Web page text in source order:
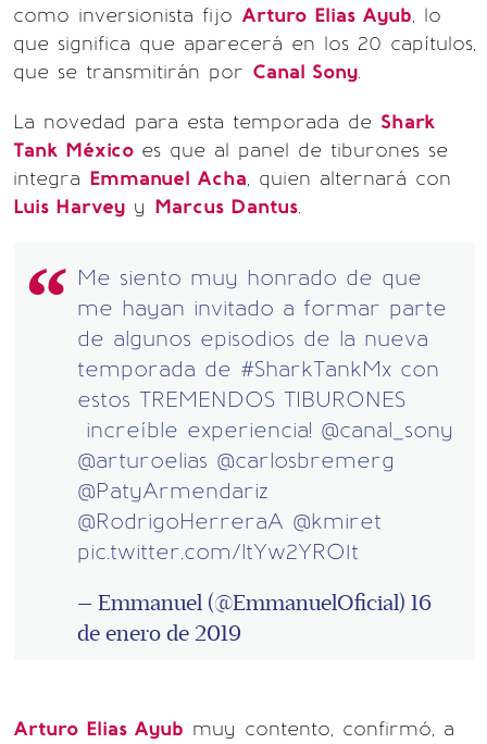
como inversionista fijo Arturo Elias Ayub, lo
que significa que aparecerá en los 20 capítulos,
que se transmitirán por Canal Sony.
La novedad para esta temporada de Shark
Tank México es que al panel de tiburones se
integra Emmanuel Acha, quien alternará con
Luis Harvey y Marcus Dantus.
Me siento muy honrado de que
me hayan invitado a formar parte
de algunos episodios de la nueva
temporada de #SharkTankMx con
estos TREMENDOS TIBURONES
increíble experiencia! @canal_sony
@arturoelias @carlosbremerg
@PatyArmendariz
@RodrigoHerreraA @kmiret
pic.twitter.com/ltYw2YRO1t
— Emmanuel (@EmmanuelOficial) 16
de enero de 2019
Arturo Elias Ayub muy contento, confirmó, a